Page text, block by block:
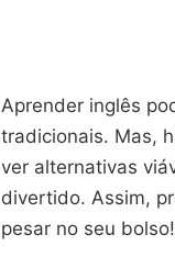
Aprender inglês
tradicionais. Mas,
ver alternativas
divertido. Assim,
pesar no seu bolso!